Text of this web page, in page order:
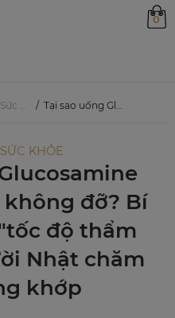
0
chủ Tại sao uống Glucosamine dạng viên mãi không đỡ? Bí quyết nằm ở "tốc độ thẩm thấu" của người Nhật chăm sóc xương khớp
KHỎE
đỡ? Bí
độ thẩm
Nhật chăm
khớp